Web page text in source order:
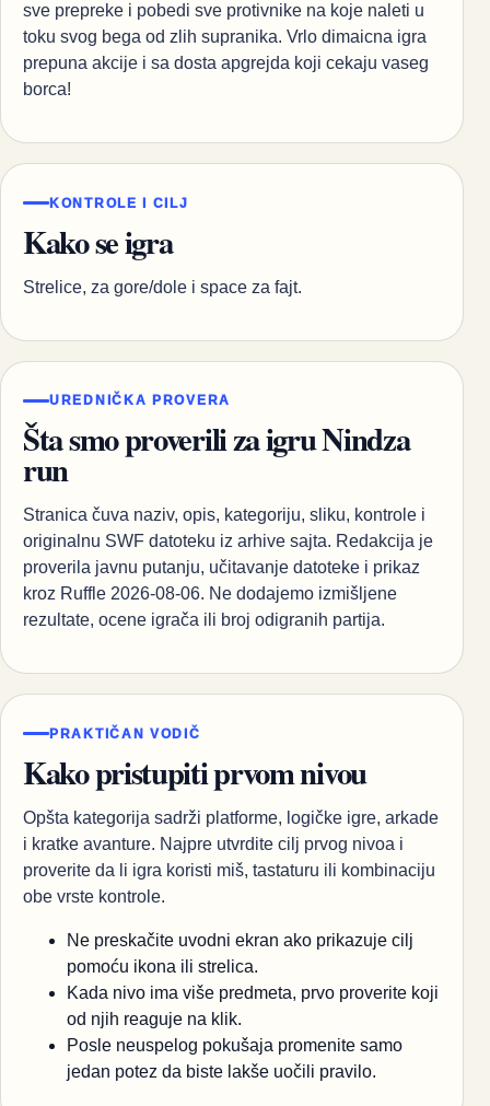
sve prepreke i pobedi sve protivnike na koje naleti u
toku svog bega od zlih supranika. Vrlo dimaicna igra
prepuna akcije i sa dosta apgrejda koji cekaju vaseg
borca!
KONTROLE I CILJ
Kako se igra
Strelice, za gore/dole i space za fajt.
UREDNIČKA PROVERA
Šta smo proverili za igru Nindza
run
Stranica čuva naziv, opis, kategoriju, sliku, kontrole i
originalnu SWF datoteku iz arhive sajta. Redakcija je
proverila javnu putanju, učitavanje datoteke i prikaz
kroz Ruffle 2026-08-06. Ne dodajemo izmišljene
rezultate, ocene igrača ili broj odigranih partija.
PRAKTIČAN VODIČ
Kako pristupiti prvom nivou
Opšta kategorija sadrži platforme, logičke igre, arkade
i kratke avanture. Najpre utvrdite cilj prvog nivoa i
proverite da li igra koristi miš, tastaturu ili kombinaciju
obe vrste kontrole.
Ne preskačite uvodni ekran ako prikazuje cilj
pomoću ikona ili strelica.
Kada nivo ima više predmeta, prvo proverite koji
od njih reaguje na klik.
Posle neuspelog pokušaja promenite samo
jedan potez da biste lakše uočili pravilo.